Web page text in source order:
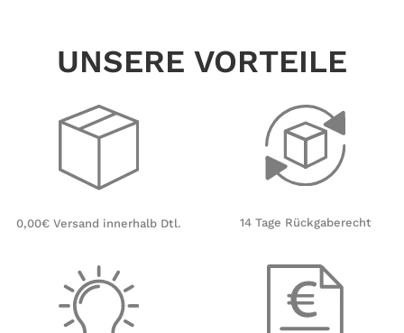
UNSERE VORTEILE
0,00€ Versand innerhalb Dtl. 14 Tage Rückgaberecht